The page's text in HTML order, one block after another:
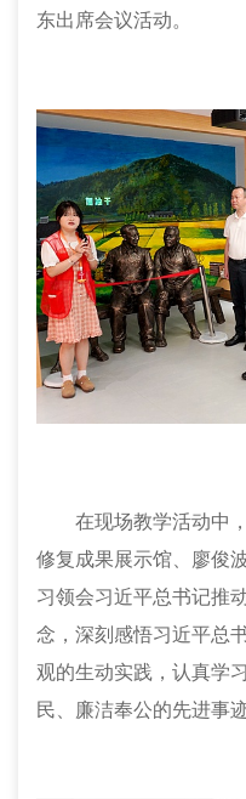
东出席会议活动。
在现场教学活动中
修复成果展示馆、廖俊
习领会习近平总书记推
念，深刻感悟习近平总
观的生动实践，认真学
民、廉洁奉公的先进事迹